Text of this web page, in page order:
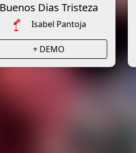
Buenos Dias Tristeza
Isabel Pantoja
+ DEMO